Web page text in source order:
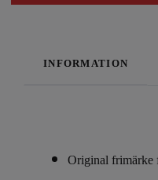
INFORMATION
Original frimärke